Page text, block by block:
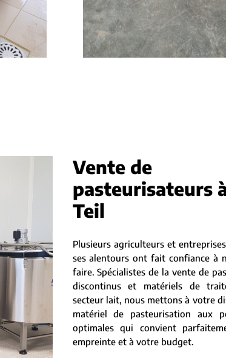
Vente de
pasteurisateurs
Teil
Plusieurs agriculteurs et
ses alentours ont fait confiance à
faire. Spécialistes de la vente de
discontinus et matériels de
secteur lait, nous mettons à votre
matériel de pasteurisation aux
optimales qui convient
empreinte et à votre budget.